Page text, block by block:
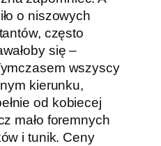
o niszowych
często
się –
wszyscy
kierunku,
od kobiecej
mało foremnych
i tunik. Ceny